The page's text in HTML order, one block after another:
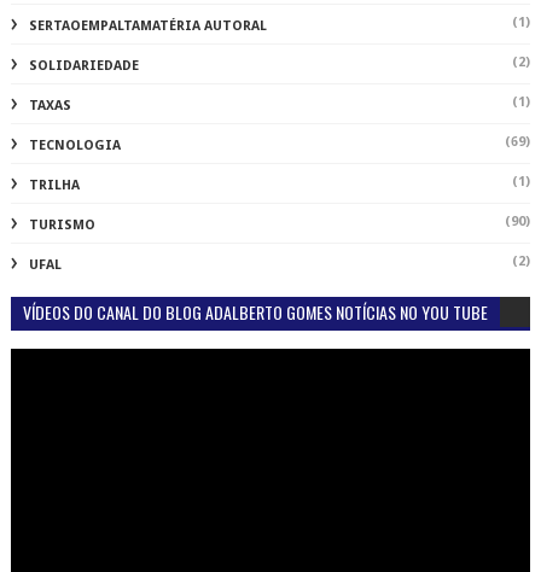
SERTAOEMPALTAMATÉRIA AUTORAL (1)
SOLIDARIEDADE (2)
TAXAS (1)
TECNOLOGIA (69)
TRILHA (1)
TURISMO (90)
UFAL (2)
VÍDEOS DO CANAL DO BLOG ADALBERTO GOMES NOTÍCIAS NO YOU TUBE